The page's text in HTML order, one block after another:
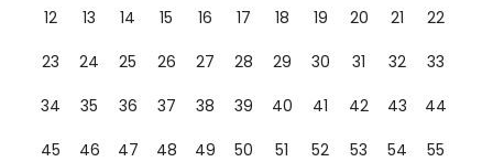
12
13 14 15 16 17 18 19 20 21
22
23
24 25 26 27 28 29 30 31 32
33
34
35 36 37 38 39 40 41 42 43
44
45
46 47 48 49 50 51 52 53 54
55